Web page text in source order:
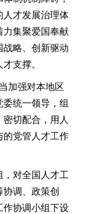
人才发展治理体
力集聚爱国奉献
战略、创新驱动
支撑。
加强对本地区
统一领导，组
切配合，用人
的党管人才工作
对全国人才工
调、政策创
作协调小组下设